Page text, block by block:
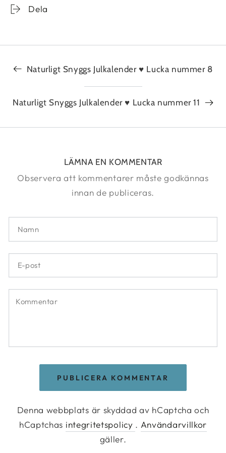
Dela
Naturligt Snyggs Julkalender ♥ Lucka nummer 8
Naturligt Snyggs Julkalender ♥ Lucka nummer 11
LÄMNA EN KOMMENTAR
Observera att kommentarer måste godkännas
innan de publiceras.
Namn
post
PUBLICERA KOMMENTAR
Denna webbplats är skyddad av hCaptcha och
hCaptchas integritetspolicy . Användarvillkor
gäller.